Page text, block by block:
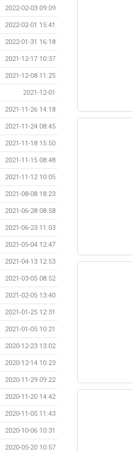
2022-02-03 09:09
2022-02-01 15:41
2022-01-31 16:18
2021-12-17 10:37
2021-12-08 11:25
2021-12-01
2021-11-26 14:18
2021-11-24 08:45
2021-11-18 15:50
2021-11-15 08:48
2021-11-12 10:05
2021-08-08 18:23
2021-06-28 08:58
2021-06-23 11:03
2021-05-04 12:47
2021-04-13 12:53
2021-03-05 08:52
2021-02-05 13:40
2021-01-25 12:31
2021-01-05 10:21
2020-12-23 13:02
2020-12-14 10:23
2020-11-29 09:22
2020-11-20 14:42
2020-11-05 11:43
2020-10-06 10:31
2020-05-20 10:57